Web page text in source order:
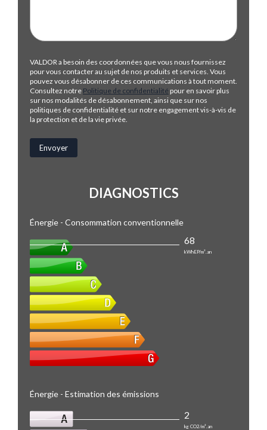
VALDOR a besoin des coordonnées que vous nous fournissez
pour vous contacter au sujet de nos produits et services. Vous
pouvez vous désabonner de ces communications à tout moment.
Consultez notre Politique de confidentialité pour en savoir plus
sur nos modalités de désabonnement, ainsi que sur nos
politiques de confidentialité et sur notre engagement vis-à-vis de
la protection et de la vie privée.
DIAGNOSTICS
Énergie - Consommation conventionnelle
68
kWhEP/m².an
Énergie - Estimation des émissions
2
kg CO2/m².an